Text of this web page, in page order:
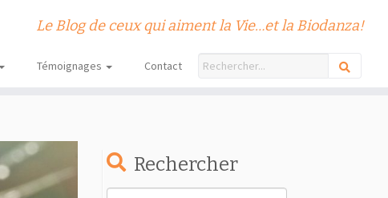
Le Blog de ceux qui aiment la Vie…et la Biodanza!
Témoignages Contact
Rechercher